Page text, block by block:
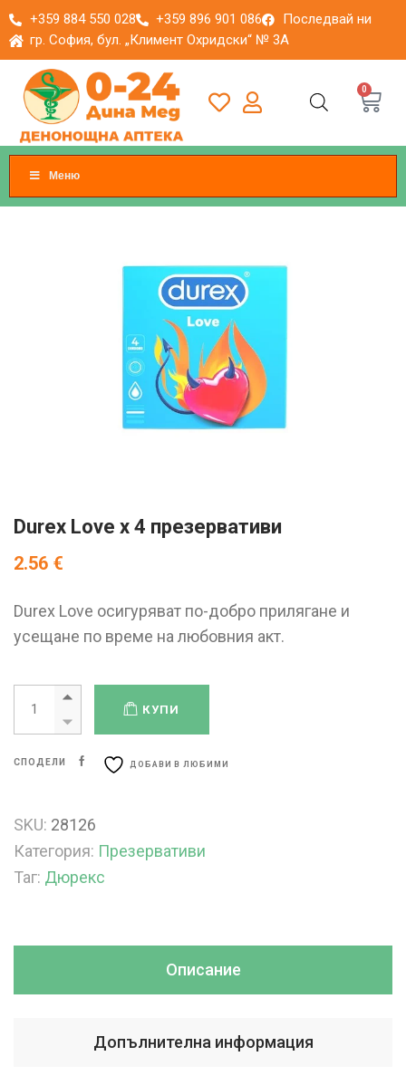
+359 884 550 028 +359 896 901 086
Последвай ни
гр. София, бул. „Климент Охридски“ № 3A
0
Меню
Durex Love x 4 презервативи
2.56 €
Durex Love осигуряват по-добро прилягане и
усещане по време на любовния акт.
КУПИ
СПОДЕЛИ ДОБАВИ В ЛЮБИМИ
SKU: 28126
Категория: Презервативи
Таг: Дюрекс
Описание
Допълнителна информация